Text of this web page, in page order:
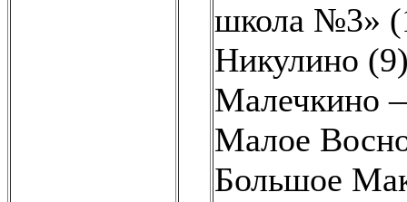
школа №3»
Никулино
Малечкино
Малое
Большое